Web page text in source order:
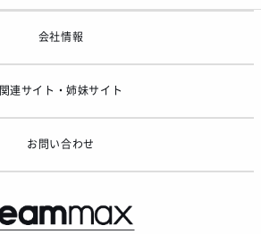
会社情報
関連サイト・姉妹サイト
お問い合わせ